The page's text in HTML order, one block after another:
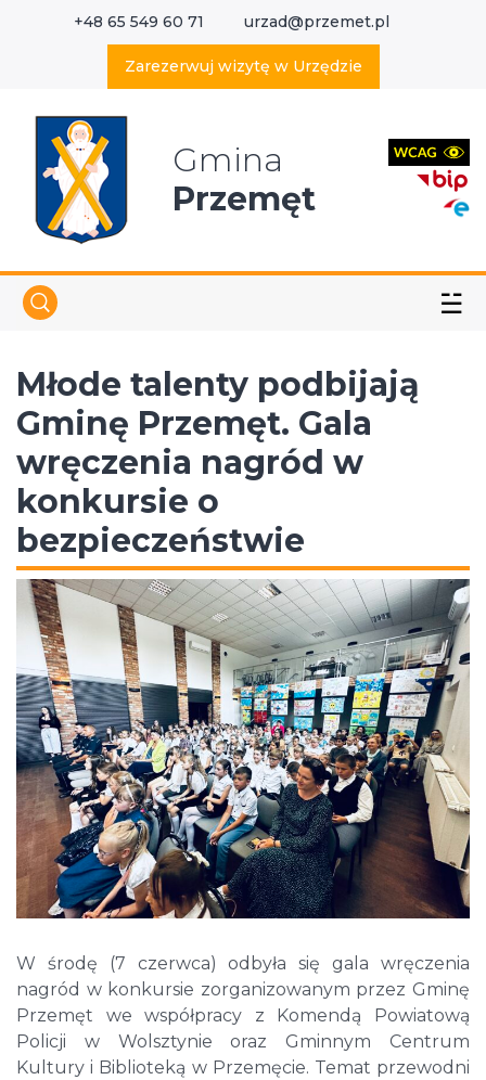
+48 65 549 60 71 urzad@przemet.pl
Zarezerwuj wizytę w Urzędzie
Gmina
Przemęt
☱
Młode talenty podbijają
Gminę Przemęt. Gala
wręczenia nagród w
konkursie o
bezpieczeństwie
W środę (7 czerwca) odbyła się gala wręczenia
nagród w konkursie zorganizowanym przez Gminę
Przemęt we współpracy z Komendą Powiatową
Policji w Wolsztynie oraz Gminnym Centrum
Kultury i Biblioteką w Przemęcie. Temat przewodni
Wyszukaj w serwisie